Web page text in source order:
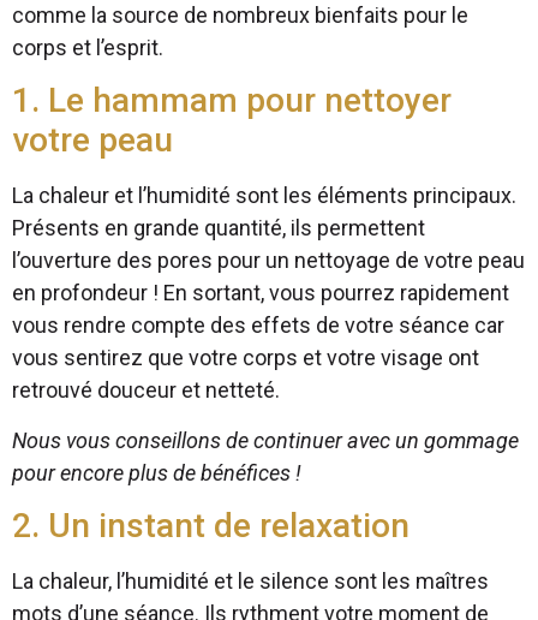
comme la source de nombreux bienfaits pour le
corps et l’esprit.
1. Le hammam pour nettoyer
votre peau
La chaleur et l’humidité sont les éléments principaux.
Présents en grande quantité, ils permettent
l’ouverture des pores pour un nettoyage de votre peau
en profondeur ! En sortant, vous pourrez rapidement
vous rendre compte des effets de votre séance car
vous sentirez que votre corps et votre visage ont
retrouvé douceur et netteté.
Nous vous conseillons de continuer avec un gommage
pour encore plus de bénéfices !
2. Un instant de relaxation
La chaleur, l’humidité et le silence sont les maîtres
mots d’une séance. Ils rythment votre moment de